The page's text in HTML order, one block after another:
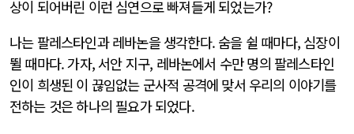
상이 되어버린 이런 심연으로 빠져들게 되었는가?
나는 팔레스타인과 레바논을 생각한다. 숨을 쉴 때마다, 심장이
뛸 때마다. 가자, 서안 지구, 레바논에서 수만 명의 팔레스타인
인이 희생된 이 끊임없는 군사적 공격에 맞서 우리의 이야기를
전하는 것은 하나의 필요가 되었다.